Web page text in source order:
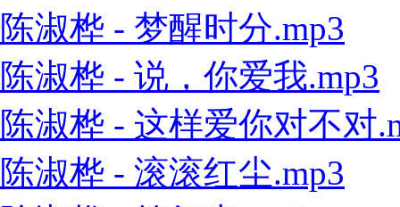
陈淑桦 - 梦醒时分.mp3
陈淑桦 - 说，你爱我.mp3
陈淑桦 - 这样爱你对不对
陈淑桦 - 滚滚红尘.mp3